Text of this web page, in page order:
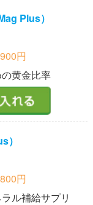
Plus）
円
黄金比率
）
円
ル補給サプリ